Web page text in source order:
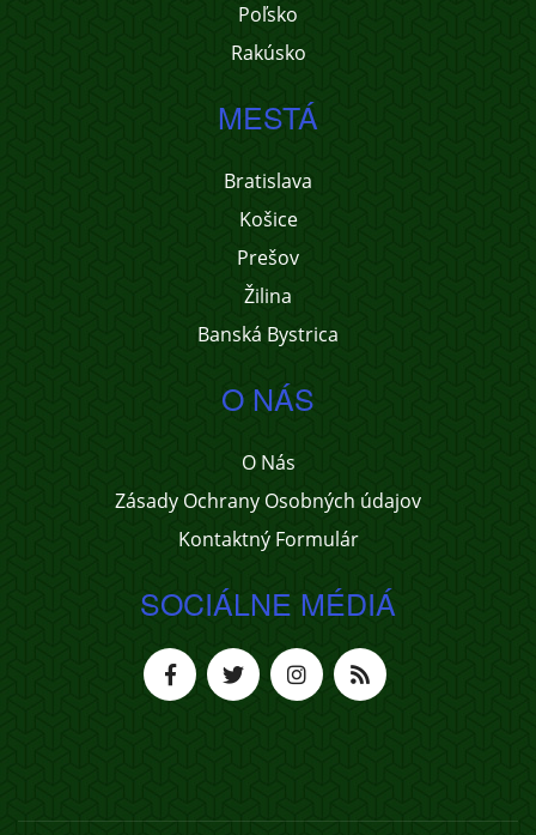
Poľsko
Rakúsko
MESTÁ
Bratislava
Košice
Prešov
Žilina
Banská Bystrica
O NÁS
O Nás
Zásady Ochrany Osobných údajov
Kontaktný Formulár
SOCIÁLNE MÉDIÁ